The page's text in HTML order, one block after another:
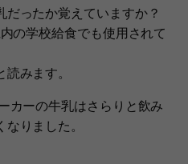
ったか覚えていますか？
の学校給食でも使用されて
みます。
カーの牛乳はさらりと飲み
りました。